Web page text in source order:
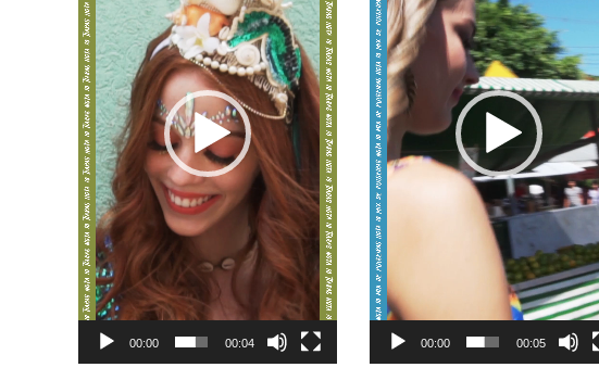
00:00 00:04 00:00 00:05